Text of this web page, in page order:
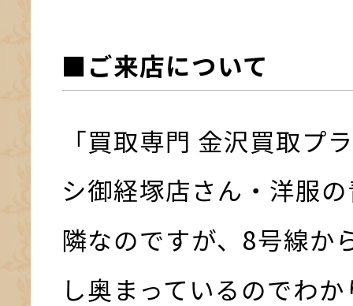
■ご来店について
「買取専門 金沢買取プ
シ御経塚店さん・洋服
隣なのですが、8号線か
し奥まっているのでわ